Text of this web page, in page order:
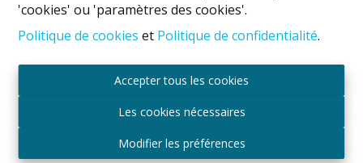
'cookies' ou 'paramètres des cookies'.
Politique de cookies et Politique de confidentialité.
Accepter tous les cookies
Les cookies nécessaires
Modifier les préférences
Titulaire IPI: David GUNEL
Agent immobilier intermédiaire et régisseur
Rue du Luxembourg 16B, 1000 Bruxelles, Belgique
du 29juin 2018